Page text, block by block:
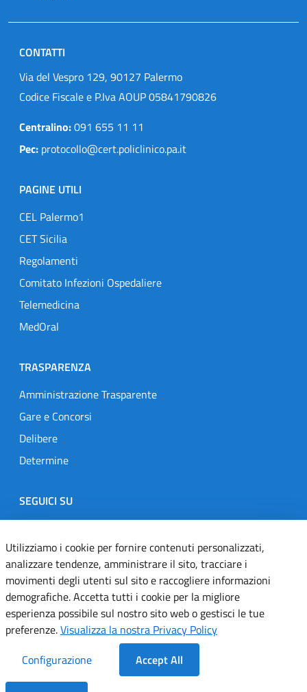
CONTATTI
Via del Vespro 129, 90127 Palermo
Codice Fiscale e P.Iva AOUP 05841790826
Centralino:091 655 11 11
Pec: protocollo@cert.policlinico.pa.it
PAGINE UTILI
CEL Palermo1
CET Sicilia
Regolamenti
Comitato Infezioni Ospedaliere
Telemedicina
MedOral
TRASPARENZA
Amministrazione Trasparente
Gare e Concorsi
Delibere
Determine
SEGUICI SU
Designers Italia
TwitterInstagramYoutubeLinkedin
Dichiarazione di accessibilità
Informativa cookie
Note legali
Utilizziamo i cookie per fornire contenuti personalizzati,
analizzare tendenze, amministrare il sito, tracciare i
movimenti degli utenti sul sito e raccogliere informazioni
demografiche. Accetta tutti i cookie per la migliore
esperienza possibile sul nostro sito web o gestisci le tue
preferenze.Visualizza la nostra Privacy Policy
Configurazione
Accept All